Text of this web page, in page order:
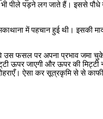
पीले पड़ने लग जाते हैं। इससे पौधे
में पहचान हुई थी। इसकी
उस फसल पर अपना प्रभाव जमा
ऊपर जाएगी और ऊपर की मिट्टी
ऐसा कर सूत्रकृमि से से